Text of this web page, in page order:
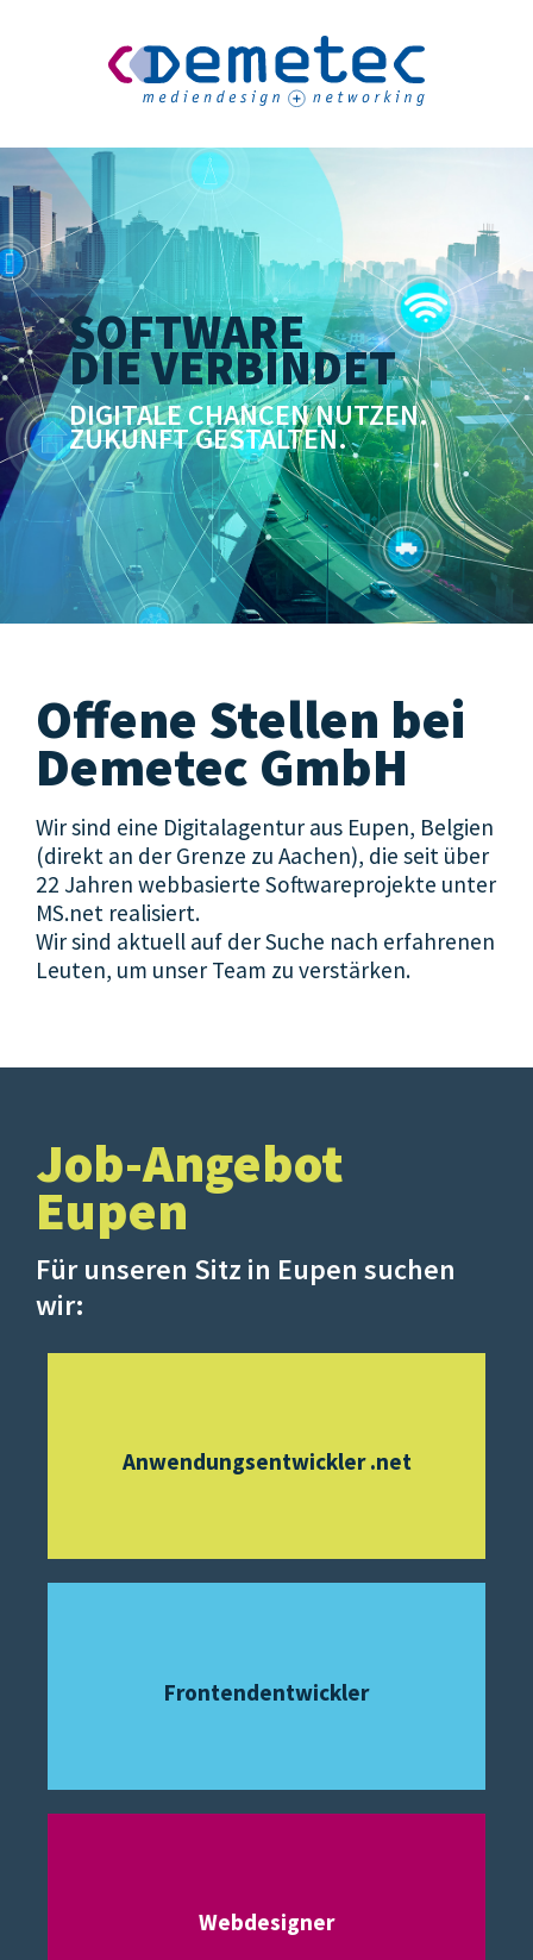
SOFTWARE
DIE VERBINDET
DIGITALE CHANCEN NUTZEN.
ZUKUNFT GESTALTEN.
Offene Stellen bei
Demetec GmbH
Wir sind eine Digitalagentur aus Eupen, Belgien
(direkt an der Grenze zu Aachen), die seit über
22 Jahren webbasierte Softwareprojekte unter
MS.net realisiert.
Wir sind aktuell auf der Suche nach erfahrenen
Leuten, um unser Team zu verstärken.
Job-Angebot
Eupen
Für unseren Sitz in Eupen suchen
wir:
Anwendungsentwickler .net
Frontendentwickler
Webdesigner